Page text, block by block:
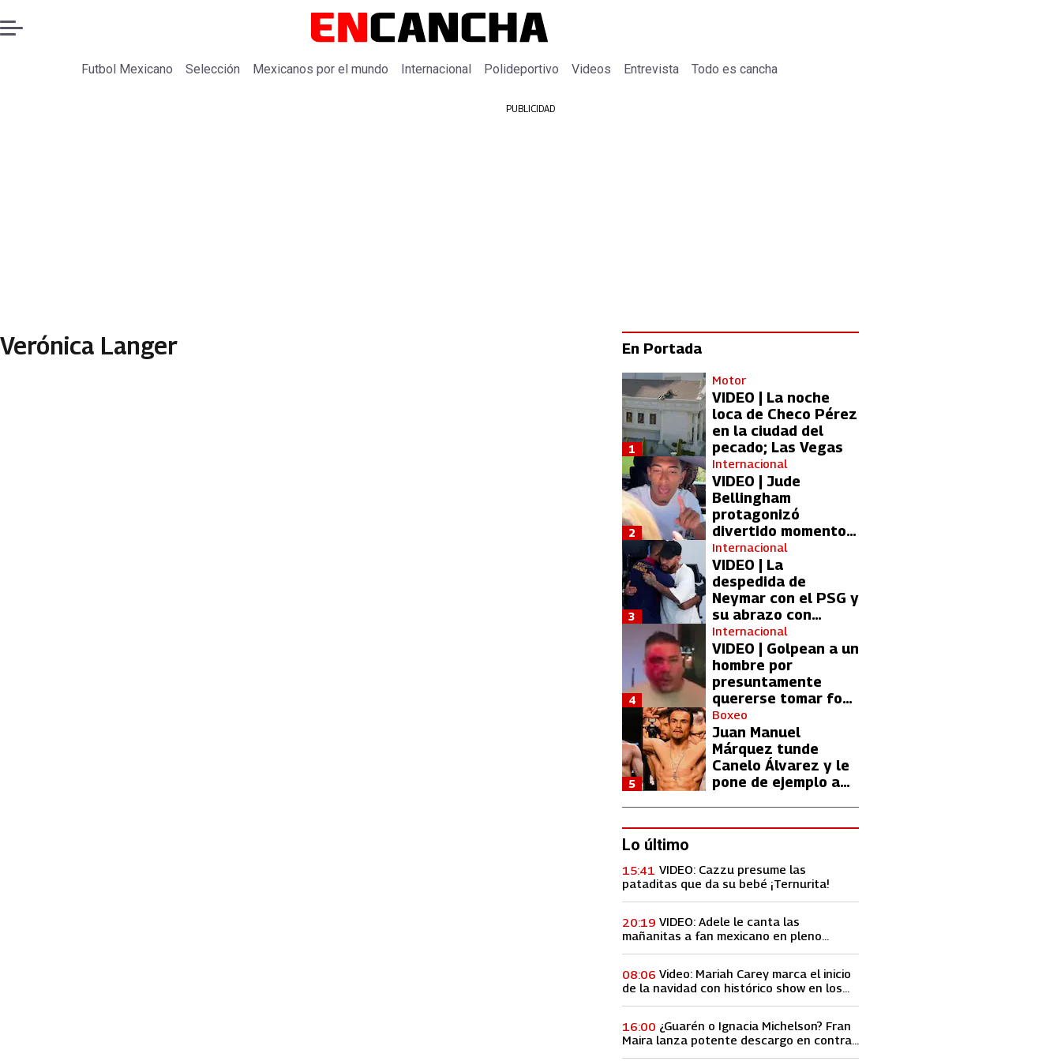
Futbol Mexicano Selección Mexicanos por el mundo Internacional Polideportivo Videos Entrevista Todo es cancha
PUBLICIDAD
Verónica Langer En Portada
Motor
VIDEO | La noche
loca de Checo Pérez
en la ciudad del
pecado; Las Vegas
1
Internacional
VIDEO | Jude
Bellingham
protagonizó
divertido momento
con aficionada del
Real Madrid
2
Internacional
VIDEO | La
despedida de
Neymar con el PSG y
su abrazo con
Kylian Mbappé
3
Internacional
VIDEO | Golpean a un
hombre por
presuntamente
quererse tomar foto
con Lionel Messi
4
Boxeo
Juan Manuel
Márquez tunde
Canelo Álvarez y le
pone de ejemplo a
5
Lo último
VIDEO: Cazzu presume las
pataditas que da su bebé ¡Ternurita!
15:41
VIDEO: Adele le canta las
mañanitas a fan mexicano en pleno
20:19
Video: Mariah Carey marca el inicio
de la navidad con histórico show en los
08:06
¿Guarén o Ignacia Michelson? Fran
Maira lanza potente descargo en contra
16:00